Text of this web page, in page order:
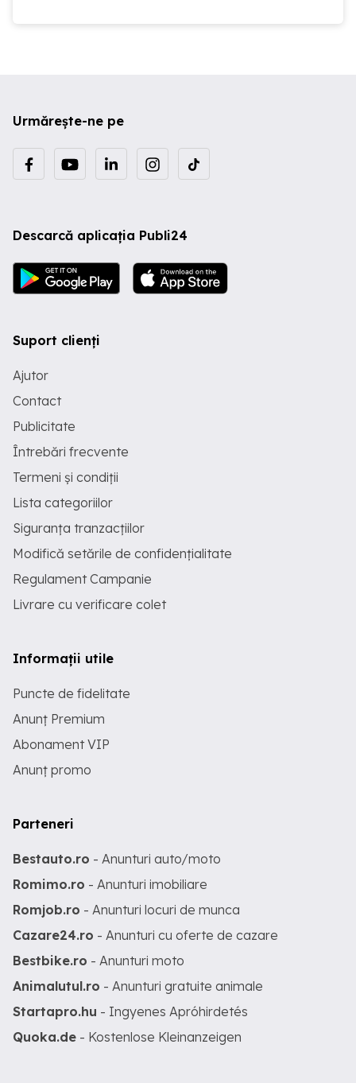
Urmărește-ne pe
Descarcă aplicația Publi24
Suport clienți
Ajutor
Contact
Publicitate
Întrebări frecvente
Termeni și condiții
Lista categoriilor
Siguranța tranzacțiilor
Modifică setările de confidențialitate
Regulament Campanie
Livrare cu verificare colet
Informații utile
Puncte de fidelitate
Anunț Premium
Abonament VIP
Anunț promo
Parteneri
Bestauto.ro - Anunturi auto/moto
Romimo.ro - Anunturi imobiliare
Romjob.ro - Anunturi locuri de munca
Cazare24.ro - Anunturi cu oferte de cazare
Bestbike.ro - Anunturi moto
Animalutul.ro - Anunturi gratuite animale
Startapro.hu - Ingyenes Apróhirdetés
Quoka.de - Kostenlose Kleinanzeigen